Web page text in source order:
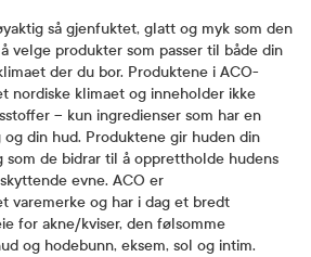
så gjenfuktet, glatt og myk som den
velge produkter som passer til både din
der du bor. Produktene i ACO-
nordiske klimaet og inneholder ikke
– kun ingredienser som har en
din hud. Produktene gir huden din
som de bidrar til å opprettholde hudens
evne. ACO er
varemerke og har i dag et bredt
for akne/kviser, den følsomme
og hodebunn, eksem, sol og intim.